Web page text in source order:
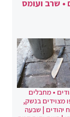
• שרב ועומס
• מחבלים
מצוידים בנשק,
יהודים | שבעה